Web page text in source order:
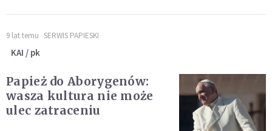
9 lat temu SERWIS PAPIESKI
KAI / pk
Papież do Aborygenów:
wasza kultura nie może
ulec zatraceniu